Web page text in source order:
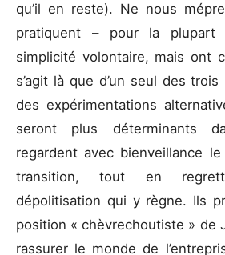
qu’il en reste). Ne nous
pratiquent – pour la plupart
simplicité volontaire, mais ont
s’agit là que d’un seul des
des expérimentations
seront plus déterminants
regardent avec bienveillance
transition, tout en
dépolitisation qui y règne. Ils
position « chèvrechoutiste » de
rassurer le monde de